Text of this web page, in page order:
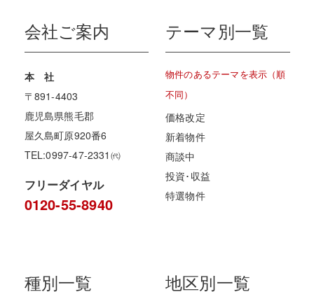
会社ご案内
本 社
〒891-4403
鹿児島県熊毛郡
屋久島町原920番6
TEL:0997-47-2331㈹
フリーダイヤル
0120-55-8940
テーマ別一覧
物件のあるテーマを表示（順
不同）
価格改定
新着物件
商談中
投資･収益
特選物件
種別一覧 地区別一覧